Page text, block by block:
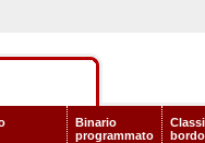
Binario
programmato
bordo